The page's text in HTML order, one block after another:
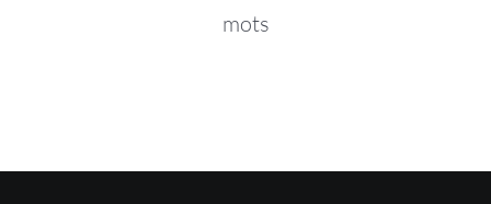
mots